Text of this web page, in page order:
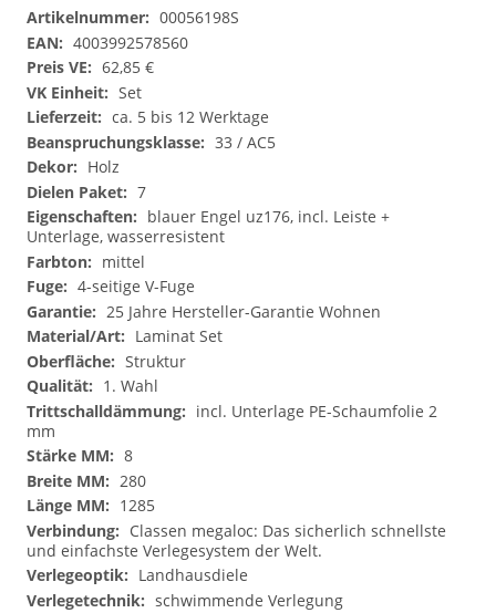
Datenblatt/GPSR 00056198S
4003992578560
62,85 €
Set
ca. 5 bis 12 Werktage
33 / AC5
Holz
7
blauer Engel uz176, incl. Leiste +
Unterlage, wasserresistent
mittel
4-seitige V-Fuge
25 Jahre Hersteller-Garantie Wohnen
Laminat Set
Struktur
1. Wahl
incl. Unterlage PE-Schaumfolie 2
mm
8
280
1285
Classen megaloc: Das sicherlich schnellste
und einfachste Verlegesystem der Welt.
Landhausdiele
schwimmende Verlegung